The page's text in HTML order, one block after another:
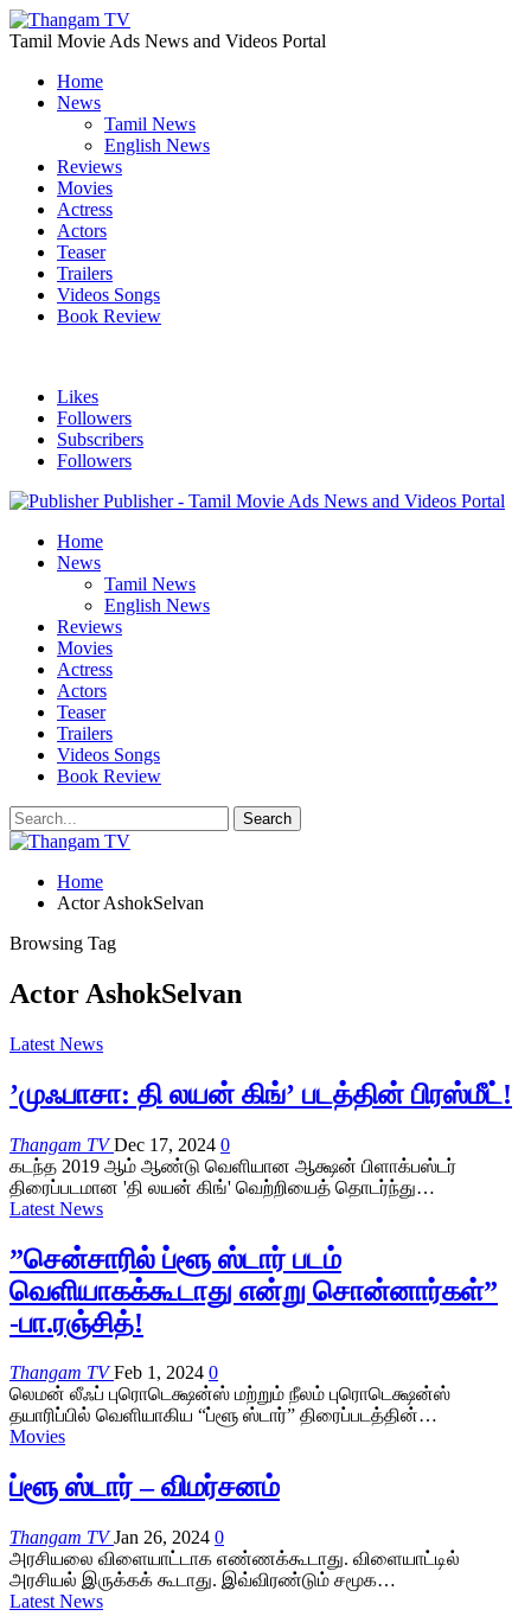
Tamil Movie Ads News and Videos Portal
Home
News
Tamil News
English News
Reviews
Movies
Actress
Actors
Teaser
Trailers
Videos Songs
Book Review
Likes
Followers
Subscribers
Followers
Publisher - Tamil Movie Ads News and Videos Portal
Home
News
Tamil News
English News
Reviews
Movies
Actress
Actors
Teaser
Trailers
Videos Songs
Book Review
Home
Actor AshokSelvan
Browsing Tag
Actor AshokSelvan
Latest News
’முஃபாசா: தி லயன் கிங்’ படத்தின் பிரஸ்மீட்!
Thangam TVDec 17, 2024 0
கடந்த 2019 ஆம் ஆண்டு வெளியான ஆக்ஷன் பிளாக்பஸ்டர்
திரைப்படமான 'தி லயன் கிங்' வெற்றியைத் தொடர்ந்து…
Latest News
”சென்சாரில் ப்ளூ ஸ்டார் படம்
வெளியாகக்கூடாது என்று சொன்னார்கள்”
-பா.ரஞ்சித்!
Thangam TVFeb 1, 2024 0
லெமன் லீஃப் புரொடெக்ஷன்ஸ் மற்றும் நீலம் புரொடெக்ஷன்ஸ்
தயாரிப்பில் வெளியாகிய “ப்ளூ ஸ்டார்” திரைப்படத்தின்…
Movies
ப்ளூ ஸ்டார் – விமர்சனம்
Thangam TVJan 26, 2024 0
அரசியலை விளையாட்டாக எண்ணக்கூடாது. விளையாட்டில்
அரசியல் இருக்கக் கூடாது. இவ்விரண்டும் சமூக…
Latest News